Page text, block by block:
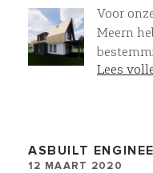
Voor
Meern
MVW-03
Lees
ASBUILT
12 MAART 2020